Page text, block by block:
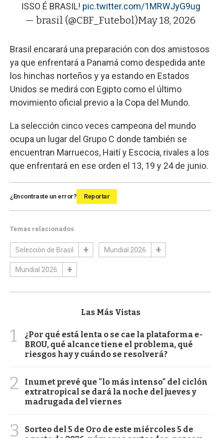
ISSO É BRASIL! pic.twitter.com/1MRWJyG9ug
— brasil (@CBF_Futebol)May 18, 2026
Brasil encarará una preparación con dos amistosos
ya que enfrentará a Panamá como despedida ante
los hinchas norteños y ya estando en Estados
Unidos se medirá con Egipto como el último
movimiento oficial previo a la Copa del Mundo.
La selección cinco veces campeona del mundo
ocupa un lugar del Grupo C donde también se
encuentran Marruecos, Haití y Escocia, rivales a los
que enfrentará en ese orden el 13, 19 y 24 de junio.
¿Encontraste un error? Reportar
Temas relacionados
Selección de Brasil Mundial 2026
Mundial 2026
Las Más Vistas
1
¿Por qué está lenta o se cae la plataforma e-
BROU, qué alcance tiene el problema, qué
riesgos hay y cuándo se resolverá?
2
Inumet prevé que "lo más intenso" del ciclón
extratropical se dará la noche del jueves y
madrugada del viernes
3
Sorteo del 5 de Oro de este miércoles 5 de